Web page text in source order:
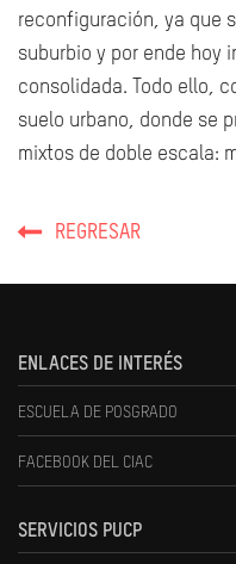
reconfiguración, ya que
suburbio y por ende hoy
consolidada. Todo ello,
suelo urbano, donde se
mixtos de doble escala:
REGRESAR
ENLACES DE INTERÉS
ESCUELA DE POSGRADO
FACEBOOK DEL CIAC
SERVICIOS PUCP